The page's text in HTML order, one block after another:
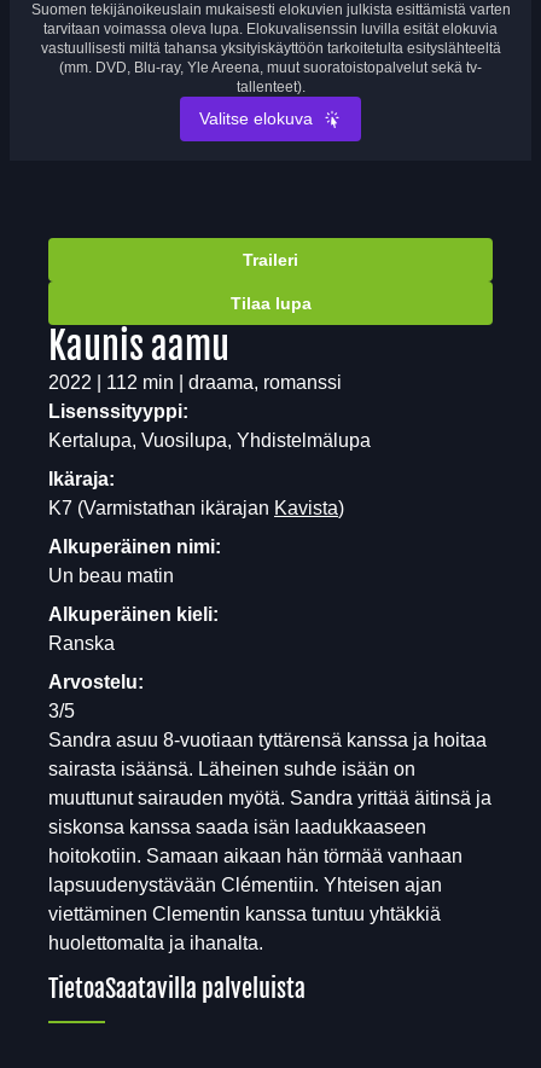
Suomen tekijänoikeuslain mukaisesti elokuvien julkista esittämistä varten
tarvitaan voimassa oleva lupa. Elokuvalisenssin luvilla esität elokuvia
vastuullisesti miltä tahansa yksityiskäyttöön tarkoitetulta esityslähteeltä
(mm. DVD, Blu-ray, Yle Areena, muut suoratoistopalvelut sekä tv-
tallenteet).
Valitse elokuva
Traileri
Tilaa lupa
Kaunis aamu
2022 | 112 min | draama, romanssi
Lisenssityyppi:
Kertalupa, Vuosilupa, Yhdistelmälupa
Ikäraja:
K7 (Varmistathan ikärajan Kavista)
Alkuperäinen nimi:
Un beau matin
Alkuperäinen kieli:
Ranska
Arvostelu:
3/5
Sandra asuu 8-vuotiaan tyttärensä kanssa ja hoitaa
sairasta isäänsä. Läheinen suhde isään on
muuttunut sairauden myötä. Sandra yrittää äitinsä ja
siskonsa kanssa saada isän laadukkaaseen
hoitokotiin. Samaan aikaan hän törmää vanhaan
lapsuudenystävään Clémentiin. Yhteisen ajan
viettäminen Clementin kanssa tuntuu yhtäkkiä
huolettomalta ja ihanalta.
TietoaSaatavilla palveluista